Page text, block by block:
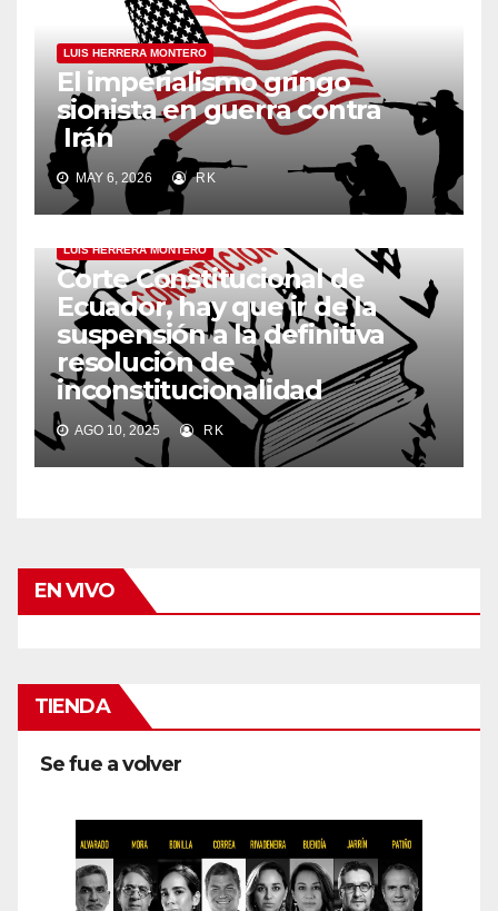
LUIS HERRERA MONTERO
El imperialismo gringo
sionista en guerra contra
Irán
MAY 6, 2026 RK
LUIS HERRERA MONTERO
Corte Constitucional de
Ecuador, hay que ir de la
suspensión a la definitiva
resolución de
inconstitucionalidad
AGO 10, 2025 RK
EN VIVO
TIENDA
Se fue a volver